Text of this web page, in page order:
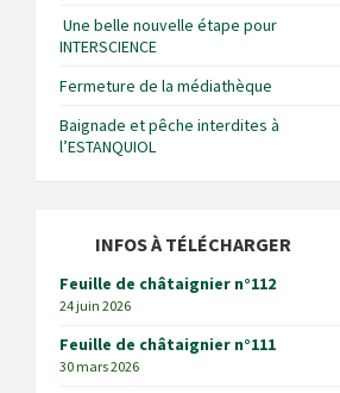
Une belle nouvelle étape pour
INTERSCIENCE
Fermeture de la médiathèque
Baignade et pêche interdites à
l’ESTANQUIOL
INFOS À TÉLÉCHARGER
Feuille de châtaignier n°112
24 juin 2026
Feuille de châtaignier n°111
30 mars 2026